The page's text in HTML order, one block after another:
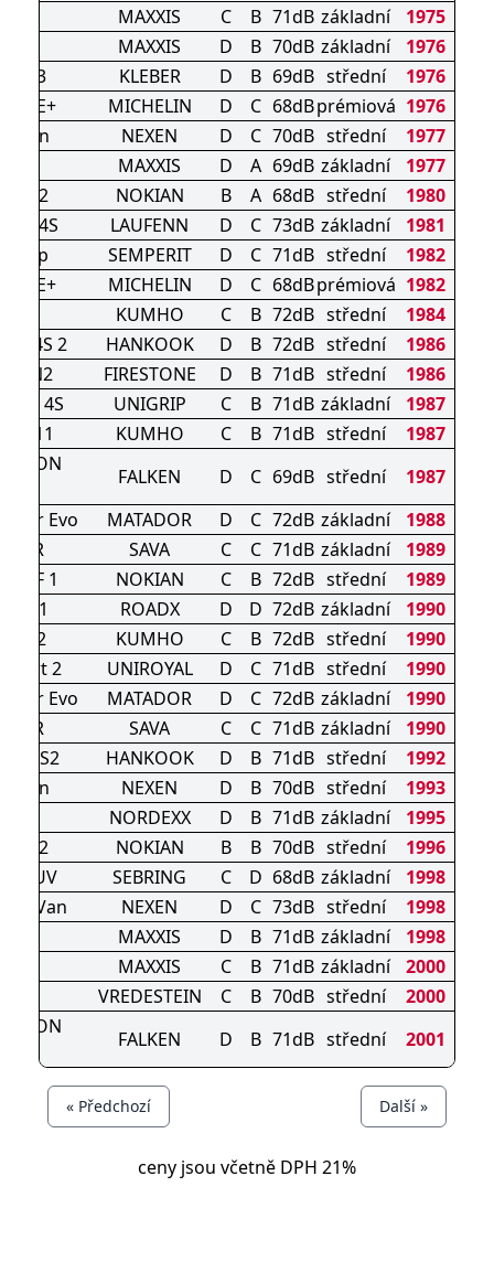
MAXXIS C B 71dB základní
1975
MAXXIS D B 70dB základní
1976
3
KLEBER D B 69dB střední
1976
MICHELIN D C 68dBprémiová 1976
NEXEN D C 70dB střední
1977
MAXXIS D A 69dB základní
1977
2
NOKIAN B A 68dB střední
1980
4S
LAUFENN D C 73dB základní
1981
Grip
SEMPERIT D C 71dB střední
1982
MICHELIN D C 68dBprémiová 1982
KUMHO C B 72dB střední
1984
4S 2
HANKOOK D B 72dB střední
1986
FIRESTONE D B 71dB střední
1986
4S
UNIGRIP C B 71dB základní
1987
CX11
KUMHO C B 71dB střední
1987
FALKEN D C 69dB střední
1987
Evo
MATADOR D C 72dB základní
1988
SAVA C C 71dB základní
1989
1
NOKIAN C B 72dB střední
1989
AT21
ROADX D D 72dB základní
1990
KUMHO C B 72dB střední
1990
2
UNIROYAL D C 71dB střední
1990
Evo
MATADOR D C 72dB základní
1990
SAVA C C 71dB základní
1990
4S2
HANKOOK D B 71dB střední
1992
NEXEN D B 70dB střední
1993
NORDEXX D B 71dB základní
1995
2
NOKIAN B B 70dB střední
1996
SUV
SEBRING C D 68dB základní
1998
Van
NEXEN D C 73dB střední
1998
MAXXIS D B 71dB základní
1998
MAXXIS C B 71dB základní
2000
VREDESTEIN C B 70dB střední
2000
FALKEN D B 71dB střední 2001
« Předchozí Další »
ceny jsou včetně DPH 21%